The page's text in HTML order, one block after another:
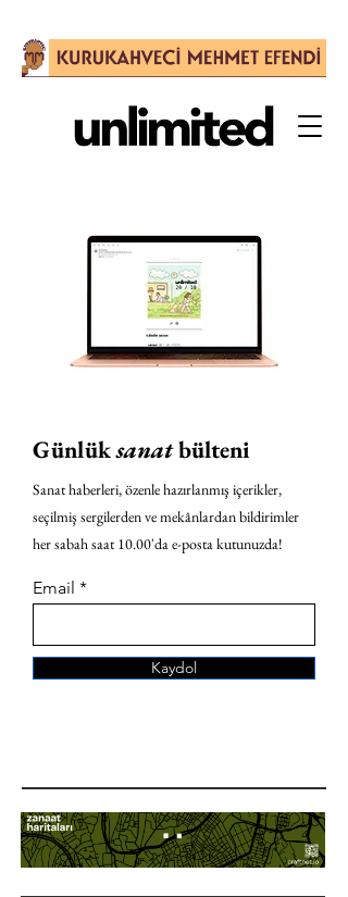
Günlüksanatbülteni
Sanat haberleri, özenle hazırlanmış içerikler,
seçilmiş sergilerden ve mekânlardan bildirimler
her sabah saat 10.00'da e-posta kutunuzda!
Email
Kaydol